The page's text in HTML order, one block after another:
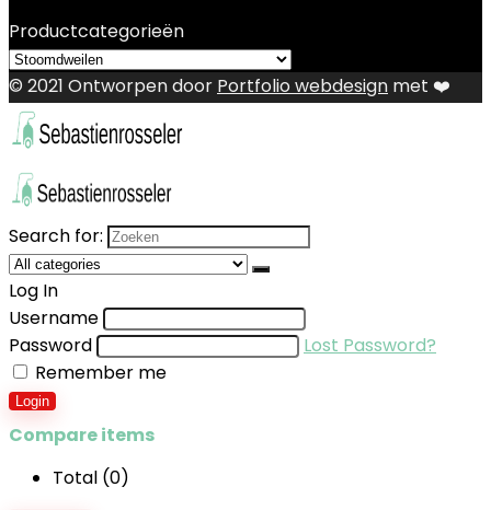
Productcategorieën
© 2021 Ontworpen door Portfolio webdesign met ❤️
Search for:
Log In
Username
Password
Lost Password?
Remember me
Login
Compare items
Total (0)